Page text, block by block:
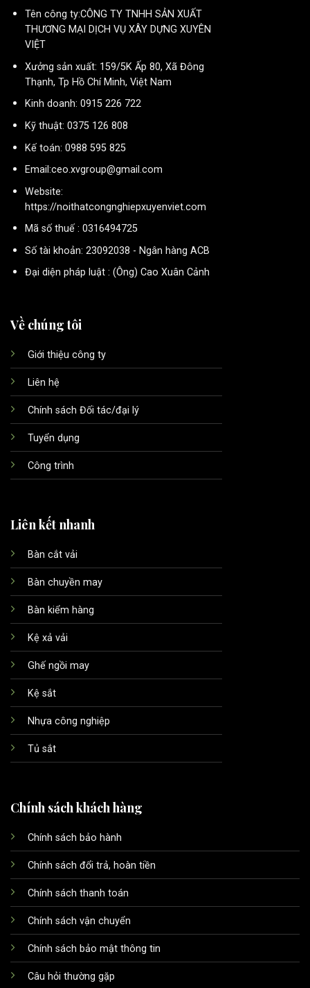
Tên công ty:CÔNG TY TNHH SẢN XUẤT
THƯƠNG MẠI DỊCH VỤ XÂY DỰNG XUYÊN
VIỆT
Xưởng sản xuất: 159/5K Ấp 80, Xã Đông
Thạnh, Tp Hồ Chí Minh, Việt Nam
Kinh doanh: 0915 226 722
Kỹ thuật: 0375 126 808
Kế toán: 0988 595 825
Email:ceo.xvgroup@gmail.com
Website:
https://noithatcongnghiepxuyenviet.com
Mã số thuế : 0316494725
Số tài khoản: 23092038 - Ngân hàng ACB
Đại diện pháp luật : (Ông) Cao Xuân Cảnh
Về chúng tôi
Giới thiệu công ty
Liên hệ
Chính sách Đối tác/đại lý
Tuyển dụng
Công trình
Liên kết nhanh
Bàn cắt vải
Bàn chuyền may
Bàn kiểm hàng
Kệ xả vải
Ghế ngồi may
Kệ sắt
Nhựa công nghiệp
Tủ sắt
Chính sách khách hàng
Chính sách bảo hành
Chính sách đổi trả, hoàn tiền
Chính sách thanh toán
Chính sách vận chuyển
Chính sách bảo mật thông tin
Câu hỏi thường gặp